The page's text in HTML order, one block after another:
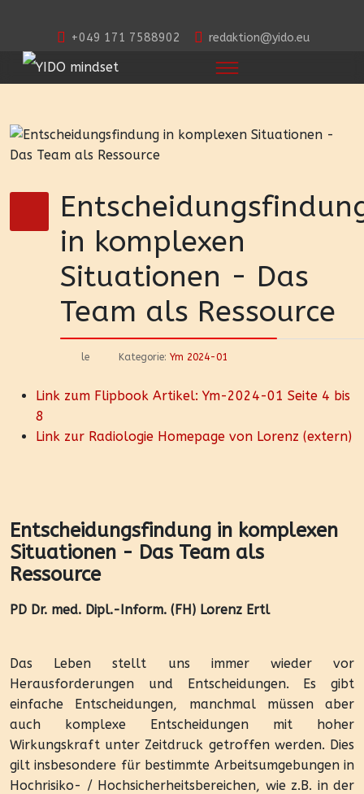
+049 171 7588902 redaktion@yido.eu
in komplexen
Situationen - Das
Team als Ressource
le Kategorie: Ym 2024-01
Link zum Flipbook Artikel: Ym-2024-01 Seite 4 bis
8
Link zur Radiologie Homepage von Lorenz (extern)
Entscheidungsfindung in komplexen
Situationen - Das Team als
Ressource
PD Dr. med. Dipl.-Inform. (FH) Lorenz Ertl
Das Leben stellt uns immer wieder vor
Herausforderungen und Entscheidungen. Es gibt
einfache Entscheidungen, manchmal müssen aber
auch komplexe Entscheidungen mit hoher
Wirkungskraft unter Zeitdruck getroffen werden. Dies
gilt insbesondere für bestimmte Arbeitsumgebungen in
Hochrisiko- / Hochsicherheitsbereichen, wie z.B. in der